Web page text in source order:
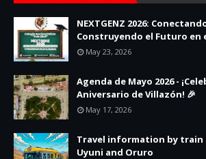
NEXTGENZ 2026:
Construyendo el Futuro en
May 23, 2026
Agenda de Mayo 2026 -
Aniversario de Villazón! 🎉
May 17, 2026
Travel information by
Uyuni and Oruro